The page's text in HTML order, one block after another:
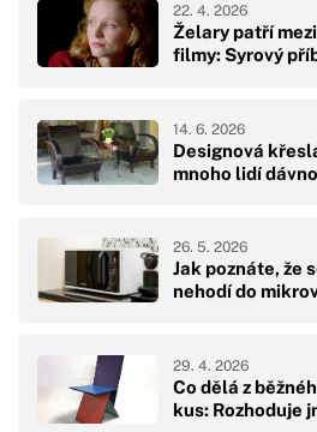
Želary patří
filmy: Syrový
22. 4. 2026
Designová
mnoho lidí
14. 6. 2026
Jak poznáte, že
nehodí do
26. 5. 2026
Co dělá z
kus: Rozhoduje
29. 4. 2026